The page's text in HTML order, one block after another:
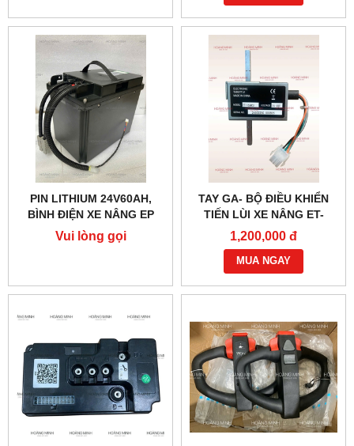
PIN LITHIUM 24V60AH,
BÌNH ĐIỆN XE NÂNG EP
Vui lòng gọi
TAY GA- BỘ ĐIỀU KHIỂN
TIẾN LÙI XE NÂNG ET-
166MCU 24V-48V
1,200,000 đ
MUA NGAY